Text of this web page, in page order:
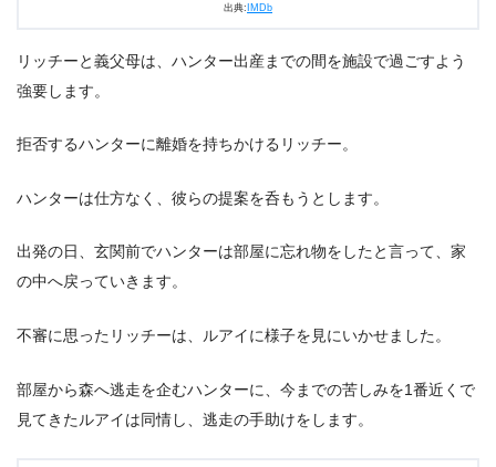
出典: IMDb
リッチーと義父母は、ハンター出産までの間を施設で過ごすよう
強要します。
拒否するハンターに離婚を持ちかけるリッチー。
ハンターは仕方なく、彼らの提案を呑もうとします。
出発の日、玄関前でハンターは部屋に忘れ物をしたと言って、家
の中へ戻っていきます。
不審に思ったリッチーは、ルアイに様子を見にいかせました。
部屋から森へ逃走を企むハンターに、今までの苦しみを1番近くで
見てきたルアイは同情し、逃走の手助けをします。